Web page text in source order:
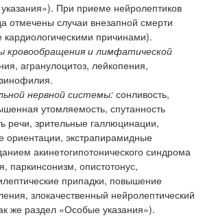
При приеме нейролептиков
отмечены случаи внезапной смерти
причинами).
и лимфатической
агранулоцитоз, лейкопения,
нервной системы: сонливость,
утомляемость, спутанность
речи, зрительные галлюцинации,
ориентации, экстрапирамидные
акинетогипотонического синдрома
паркинсонизм, опистотонус,
припадки, повышение
злокачественный нейролептический
же раздел «Особые указания»).